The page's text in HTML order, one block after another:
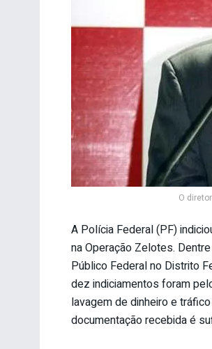
O
A Polícia Federal (PF)
na Operação Zelotes.
Público Federal no Distrito
dez indiciamentos foram
lavagem de dinheiro e
documentação recebida é